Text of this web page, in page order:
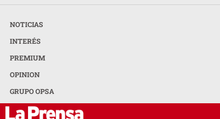
NOTICIAS
INTERÉS
PREMIUM
OPINION
GRUPO OPSA